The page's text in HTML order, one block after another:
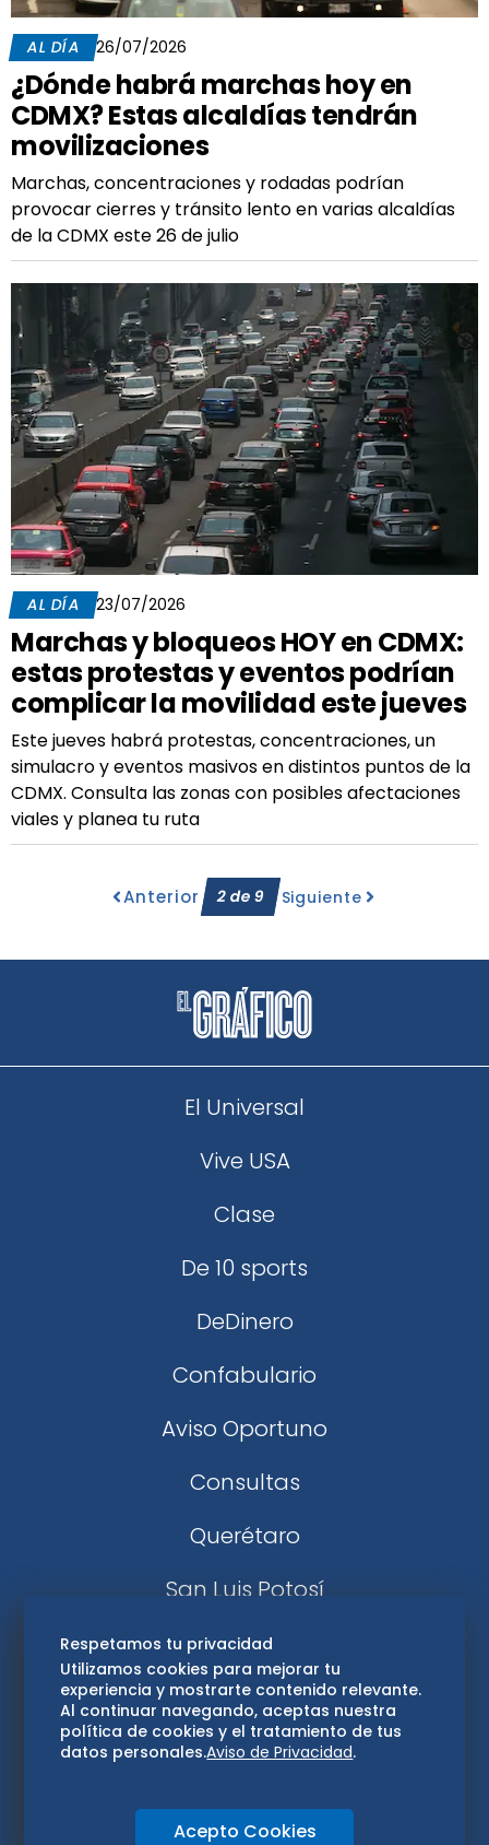
AL DÍA 26/07/2026
¿Dónde habrá marchas hoy en
CDMX? Estas alcaldías tendrán
movilizaciones
Marchas, concentraciones y rodadas podrían
provocar cierres y tránsito lento en varias alcaldías
de la CDMX este 26 de julio
AL DÍA 23/07/2026
Marchas y bloqueos HOY en CDMX:
estas protestas y eventos podrían
complicar la movilidad este jueves
Este jueves habrá protestas, concentraciones, un
simulacro y eventos masivos en distintos puntos de la
CDMX. Consulta las zonas con posibles afectaciones
viales y planea tu ruta
Anterior 2de9 Siguiente
El Universal
Vive USA
Clase
De 10 sports
DeDinero
Confabulario
Aviso Oportuno
Consultas
Querétaro
San Luis Potosí
Edomex
Consultas
Hidalgo
Oaxaca
Respetamos tu privacidad
Utilizamos cookies para mejorar tu
experiencia y mostrarte contenido relevante.
Al continuar navegando, aceptas nuestra
política de cookies y el tratamiento de tus
datos personales.Aviso de Privacidad.
Acepto Cookies